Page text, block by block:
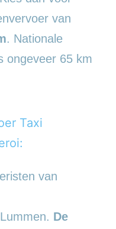
van
. Nationale
ongeveer 65 km
Taxi
van
De